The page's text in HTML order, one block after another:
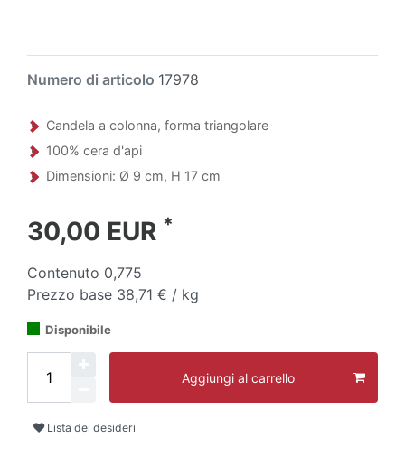
Numero di articolo 17978
Candela a colonna, forma triangolare
100% cera d'api
Dimensioni: Ø 9 cm, H 17 cm
30,00 EUR *
Contenuto 0,775
Prezzo base 38,71 € / kg
Disponibile
Aggiungi al carrello
Lista dei desideri